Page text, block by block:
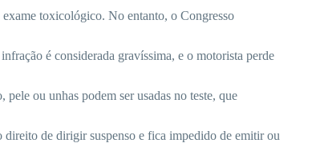
toxicológico. No entanto, o Congresso
é considerada gravíssima, e o motorista perde
ou unhas podem ser usadas no teste, que
direito de dirigir suspenso e fica impedido de emitir ou